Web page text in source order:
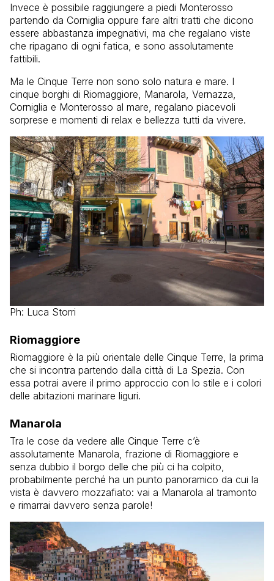
Invece è possibile raggiungere a piedi Monterosso
partendo da Corniglia oppure fare altri tratti che dicono
essere abbastanza impegnativi, ma che regalano viste
che ripagano di ogni fatica, e sono assolutamente
fattibili.
Ma le Cinque Terre non sono solo natura e mare. I
cinque borghi di Riomaggiore, Manarola, Vernazza,
Corniglia e Monterosso al mare, regalano piacevoli
sorprese e momenti di relax e bellezza tutti da vivere.
Ph: Luca Storri
Riomaggiore
Riomaggiore è la più orientale delle Cinque Terre, la prima
che si incontra partendo dalla città di La Spezia. Con
essa potrai avere il primo approccio con lo stile e i colori
delle abitazioni marinare liguri.
Manarola
Tra le cose da vedere alle Cinque Terre c’è
assolutamente Manarola, frazione di Riomaggiore e
senza dubbio il borgo delle che più ci ha colpito,
probabilmente perché ha un punto panoramico da cui la
vista è davvero mozzafiato: vai a Manarola al tramonto
e rimarrai davvero senza parole!